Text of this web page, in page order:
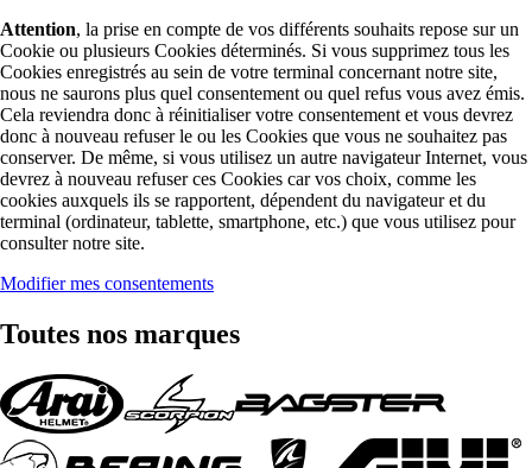
Attention, la prise en compte de vos différents souhaits repose sur un
Cookie ou plusieurs Cookies déterminés. Si vous supprimez tous les
Cookies enregistrés au sein de votre terminal concernant notre site,
nous ne saurons plus quel consentement ou quel refus vous avez émis.
Cela reviendra donc à réinitialiser votre consentement et vous devrez
donc à nouveau refuser le ou les Cookies que vous ne souhaitez pas
conserver. De même, si vous utilisez un autre navigateur Internet, vous
devrez à nouveau refuser ces Cookies car vos choix, comme les
cookies auxquels ils se rapportent, dépendent du navigateur et du
terminal (ordinateur, tablette, smartphone, etc.) que vous utilisez pour
consulter notre site.
Modifier mes consentements
Toutes nos marques